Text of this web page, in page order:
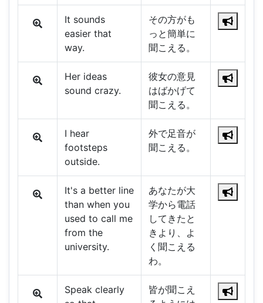
It sounds
easier that
way.
その方がも
っと簡単に
聞こえる。
Her ideas
sound crazy.
彼女の意見
はばかげて
聞こえる。
I hear
footsteps
outside.
外で足音が
聞こえる。
It's a better line
than when you
used to call me
from the
university.
あなたが大
学から電話
してきたと
きより、よ
く聞こえる
わ。
Speak clearly
皆が聞こえ